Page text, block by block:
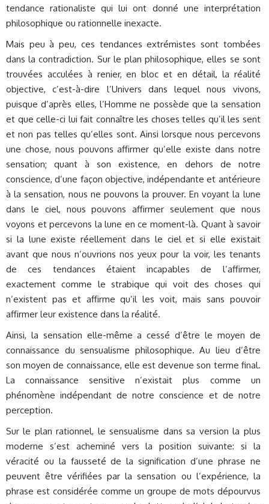
tendance rationaliste qui lui ont donné une interprétation
philosophique ou rationnelle inexacte.
Mais peu à peu, ces tendances extrémistes sont tombées
dans la contradiction. Sur le plan philosophique, elles se sont
trouvées acculées à renier, en bloc et en détail, la réalité
objective, c’est-à-dire l’Univers dans lequel nous vivons,
puisque d’après elles, l’Homme ne possède que la sensation
et que celle-ci lui fait connaître les choses telles qu’il les sent
et non pas telles qu’elles sont. Ainsi lorsque nous percevons
une chose, nous pouvons affirmer qu’elle existe dans notre
sensation; quant à son existence, en dehors de notre
conscience, d’une façon objective, indépendante et antérieure
à la sensation, nous ne pouvons la prouver. En voyant la lune
dans le ciel, nous pouvons affirmer seulement que nous
voyons et percevons la lune en ce moment-là. Quant à savoir
si la lune existe réellement dans le ciel et si elle existait
avant que nous n’ouvrions nos yeux pour la voir, les tenants
de ces tendances étaient incapables de l’affirmer,
exactement comme le strabique qui voit des choses qui
n’existent pas et affirme qu’il les voit, mais sans pouvoir
affirmer leur existence dans la réalité.
Ainsi, la sensation elle-même a cessé d’être le moyen de
connaissance du sensualisme philosophique. Au lieu d’être
son moyen de connaissance, elle est devenue son terme final.
La connaissance sensitive n’existait plus comme un
phénomène indépendant de notre conscience et de notre
perception.
Sur le plan rationnel, le sensualisme dans sa version la plus
moderne s’est acheminé vers la position suivante: si la
véracité ou la fausseté de la signification d’une phrase ne
peuvent être vérifiées par la sensation ou l’expérience, la
phrase est considérée comme un groupe de mots dépourvus